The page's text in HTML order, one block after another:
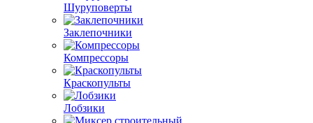
Шуруповерты
Заклепочники
Компрессоры
Краскопульты
Лобзики